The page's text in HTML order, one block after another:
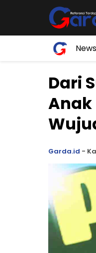
News
Dari
Anak
Garda.id -